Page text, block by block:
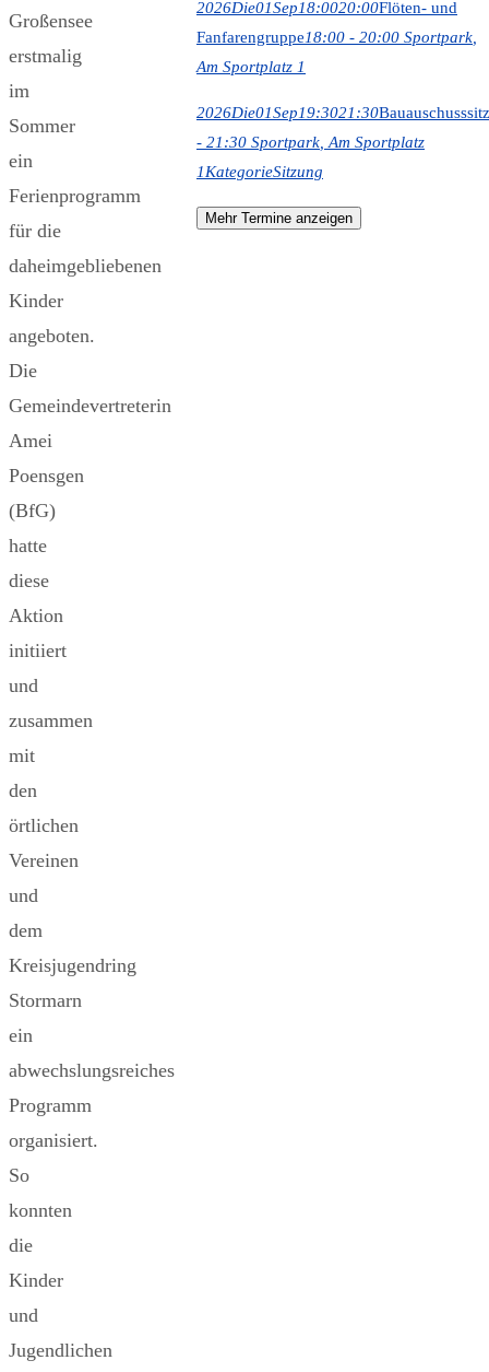
Großensee
erstmalig
im
Sommer
ein
Ferienprogramm
für die
daheimgebliebenen
Kinder
angeboten.
Die
Gemeindevertreterin
Amei
Poensgen
(BfG)
hatte
diese
Aktion
initiiert
und
zusammen
mit
den
örtlichen
Vereinen
und
dem
Kreisjugendring
Stormarn
ein
abwechslungsreiches
Programm
organisiert.
So
konnten
die
Kinder
und
Jugendlichen
2026Die01Sep18:0020:00Flöten- und
Fanfarengruppe18:00 - 20:00 Sportpark
Am Sportplatz 1
2026Die01Sep19:3021:30
- 21:30 Sportpark , Am Sportplatz
1KategorieSitzung
Mehr Termine anzeigen